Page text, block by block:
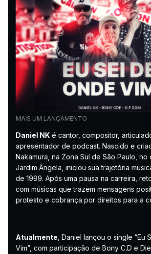
MAIS UM LANÇAMENTO
Daniel NK é cantor, compositor,
apresentador de podcast. Nascido e
Nakamura, na Zona Sul de São Paulo, no
Jardim Ângela, iniciou sua trajetória
de 1999. Após uma pausa na carreira,
com músicas que trazem mensagens
protesto e cobrança por direitos para a
Atualmente , Daniel lançou o single “Eu
Vim”, com participação de Bony C.D e